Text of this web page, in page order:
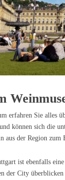
erfahren Sie alles
können sich die
aus der Region zum
ist ebenfalls
der City